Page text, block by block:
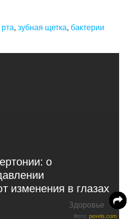
, зубная щетка, бактерии
о
изменения в глазах
Здоровье
Фото: pexels.com